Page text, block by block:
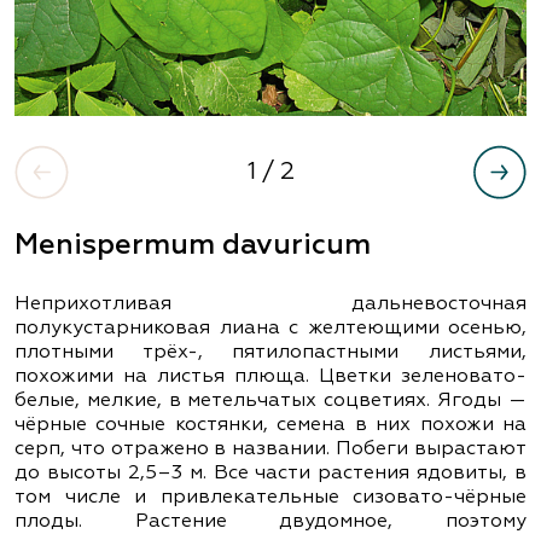
1 / 2
Menispermum davuricum
Неприхотливая дальневосточная
полукустарниковая лиана с желтеющими осенью,
плотными трёх-, пятилопастными листьями,
похожими на листья плюща. Цветки зеленовато-
белые, мелкие, в метельчатых соцветиях. Ягоды —
чёрные сочные костянки, семена в них похожи на
серп, что отражено в названии. Побеги вырастают
до высоты 2,5–3 м. Все части растения ядовиты, в
том числе и привлекательные сизовато-чёрные
плоды. Растение двудомное, поэтому